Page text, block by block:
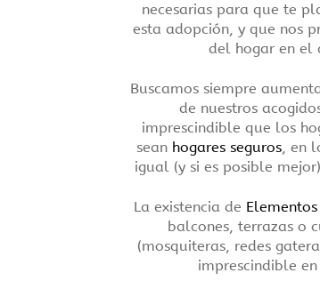
necesarias para que te
esta adopción, y que nos
del hogar en el
Buscamos siempre
de nuestros
imprescindible que los
sean hogares seguros, en
igual (y si es posible
La existencia de
balcones, terrazas o
(mosquiteras, redes
imprescindible